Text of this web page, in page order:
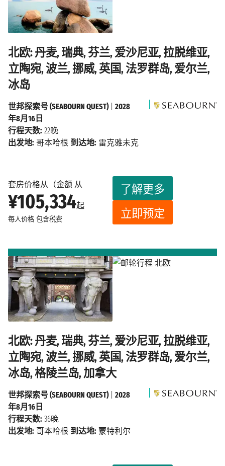
北欧: 丹麦, 瑞典, 芬兰, 爱沙尼亚, 拉脱维亚,
立陶宛, 波兰, 挪威, 英国, 法罗群岛, 爱尔兰,
冰岛
套房价格从（金额 从
¥105,334起
每人价格 包含税费
了解更多
立即预定
世邦探索号 (SEABOURN QUEST)| 2028
年8月16日
行程天数: 22晚
出发地: 哥本哈根 到达地: 雷克雅未克
北欧: 丹麦, 瑞典, 芬兰, 爱沙尼亚, 拉脱维亚,
立陶宛, 波兰, 挪威, 英国, 法罗群岛, 爱尔兰,
冰岛, 格陵兰岛, 加拿大
世邦探索号 (SEABOURN QUEST)| 2028
年8月16日
行程天数: 36晚
出发地: 哥本哈根 到达地: 蒙特利尔